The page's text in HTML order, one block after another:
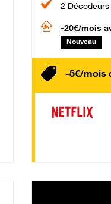
2 Décodeurs
-20€/mois
Nouveau
-5€/mois